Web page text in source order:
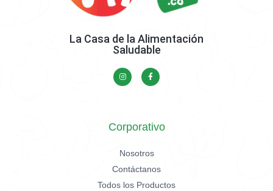
La Casa de la Alimentación
Saludable
Corporativo
Nosotros
Contáctanos
Todos los Productos